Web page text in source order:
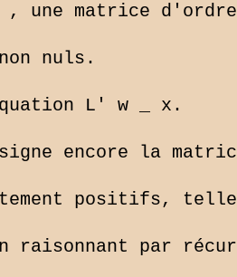
une matrice
nuls.
L' w _ x.
encore la
positifs,
raisonnant par